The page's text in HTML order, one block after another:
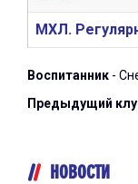
МХЛ.
Воспитанник -
Предыдущий
НОВОСТИ